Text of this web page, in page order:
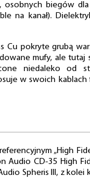
biegów dla
na kanał).
Cu pokryte grubą
mufy, ale tutaj
niedaleko od
w swoich kablach
„High
Audio CD-35 High
Spheris III, z kolei